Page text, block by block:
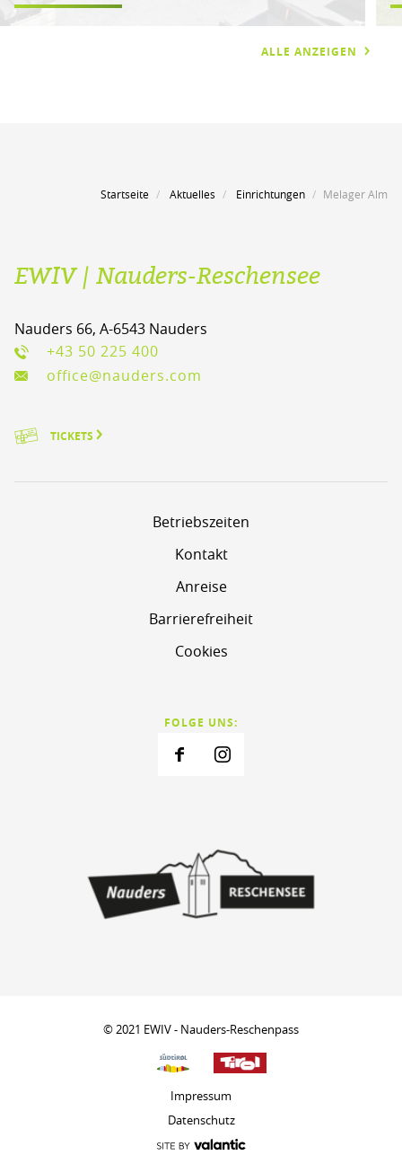
ALLE ANZEIGEN
Startseite Aktuelles Einrichtungen Melager Alm
EWIV | Nauders-Reschensee
Nauders 66, A-6543 Nauders
+43 50 225 400
office@nauders.com
TICKETS
Betriebszeiten
Kontakt
Anreise
Barrierefreiheit
Cookies
FOLGE UNS:
© 2021 EWIV - Nauders-Reschenpass
Impressum
Datenschutz